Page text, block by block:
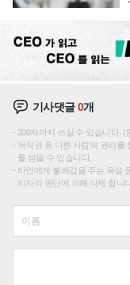
기사댓글0개
200자까지 쓰실 수 있습니다. (
저작권 등 다른 사람의 권리를
를 받을 수 있습니다.
타인에게 불쾌감을 주는 욕설
리자의 판단에 의해 삭제 합니